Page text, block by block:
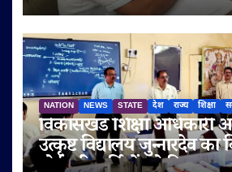
NATION NEWS STATE देश राज्य शिक्षा
विकासखंड शिक्षा अधिकारी
उत्कृष्ट विद्यालय जुन्नारदेव का